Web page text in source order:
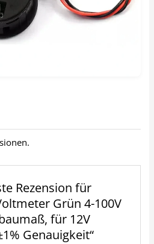
Rezension für
Grün 4-100V
für 12V
Genauigkeit“